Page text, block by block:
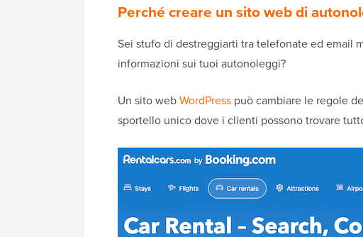
Perché creare un sito web di
Sei stufo di destreggiarti tra telefonate ed email
informazioni sui tuoi autonoleggi?
Un sito webWordPress può cambiare le regole
sportello unico dove i clienti possono trovare